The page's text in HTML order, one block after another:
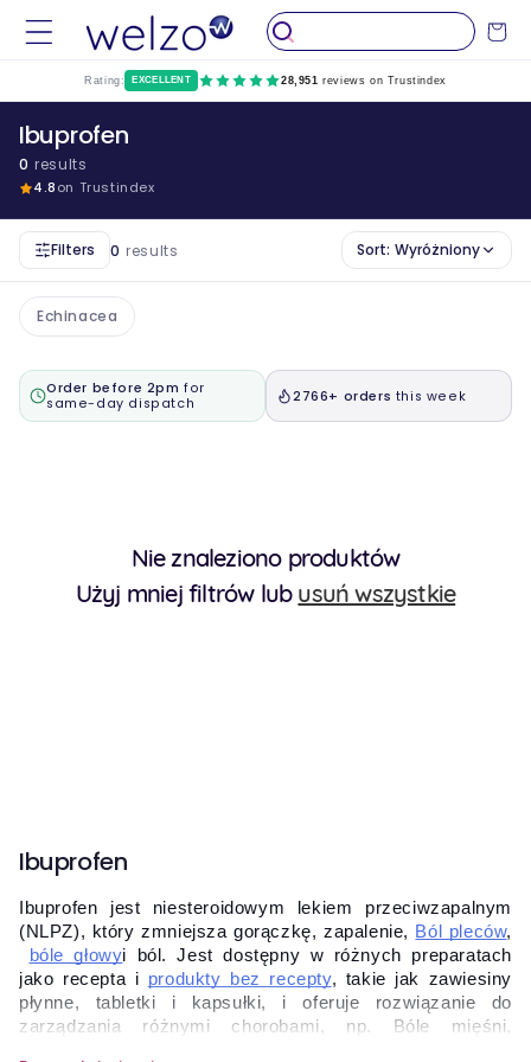
do
Wózek
Rating: EXCELLENT 28,951 reviews on Trustindex
Ibuprofen
0 results
4.8on Trustindex
Filters 0 results Sort: Wyróżniony
Echinacea
Order before 2pm for
same-day dispatch
2766+ orders this week
Nie znaleziono produktów
Użyj mniej filtrów lub usuń wszystkie
Ibuprofen
Ibuprofen jest niesteroidowym lekiem przeciwzapalnym
(NLPZ), który zmniejsza gorączkę, zapalenie, Ból pleców,
bóle głowyi ból. Jest dostępny w różnych preparatach
jako recepta i produkty bez recepty, takie jak zawiesiny
płynne, tabletki i kapsułki, i oferuje rozwiązanie do
zarządzania różnymi chorobami, np. Bóle mięśni,